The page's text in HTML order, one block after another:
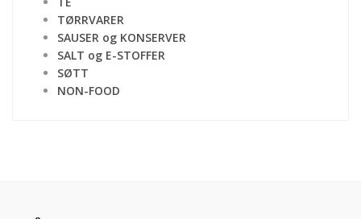
TØRRVARER
SAUSER og KONSERVER
SALT og E-STOFFER
SØTT
NON-FOOD